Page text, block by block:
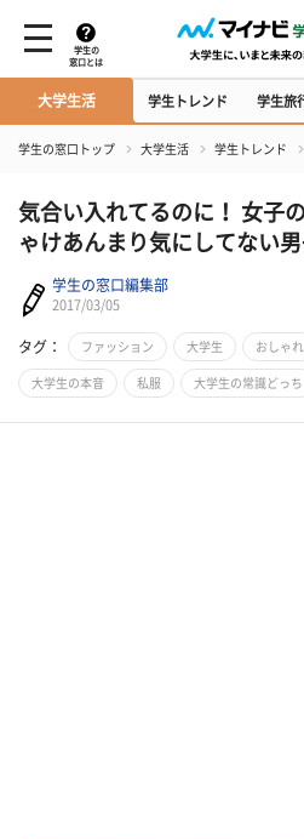
学生の
窓口とは
大学生活 学生トレンド 学生旅
学生の窓口トップ 大学生活 学生トレンド
気合い入れてるのに！ 女子
ゃけあんまり気にしてない男
学生の窓口編集部
2017/03/05
タグ： ファッション 大学生 おしゃれ
大学生の本音 私服 大学生の常識どっち